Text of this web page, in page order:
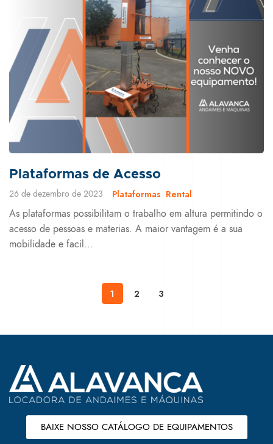
Plataformas de Acesso
26 de dezembro de 2023 Plataformas Rental
As plataformas possibilitam o trabalho em altura permitindo o
acesso de pessoas e materias. A maior vantagem é a sua
mobilidade e facil...
1 2 3
BAIXE NOSSO CATÁLOGO DE EQUIPAMENTOS